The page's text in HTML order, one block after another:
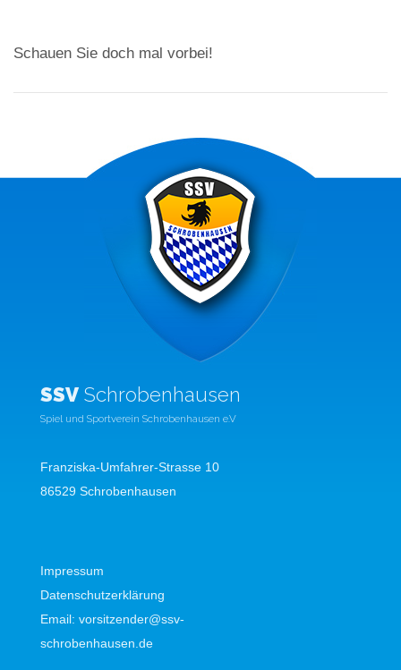
Schauen Sie doch mal vorbei!
SSVSchrobenhausen
Spiel und Sportverein Schrobenhausen e.V
Franziska-Umfahrer-Strasse 10
86529 Schrobenhausen
Impressum
Datenschutzerklärung
Email: vorsitzender@ssv-
schrobenhausen.de